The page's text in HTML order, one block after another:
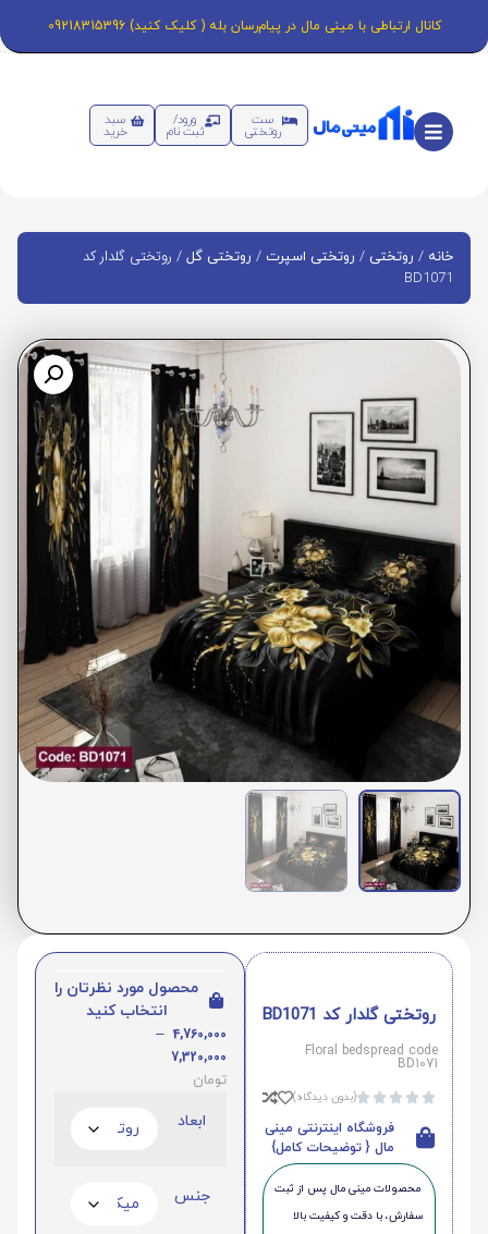
کانال ارتباطی با مینی مال در پیام‌رسان بله ( کلیک کنید) 09218315396
ست
روتختی
ورود/
ثبت نام
سبد
خرید
خانه / روتختی / روتختی اسپرت / روتختی گل / روتختی گلدار کد
BD1071
روتختی گلدار کد BD1071
Floral bedspread code
BD1071




(بدون دیدگاه)
فروشگاه اینترنتی مینی
مال { توضیحات کامل}
محصولات مینی‌ مال پس از ثبت
سفارش، با دقت و کیفیت بالا
محصول مورد نظرتان را
انتخاب کنید
4,760,000
–
7,320,000
تومان
ابعاد
جنس